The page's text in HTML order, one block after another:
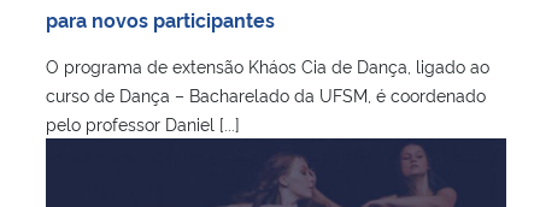
para novos participantes
O programa de extensão Kháos Cia de Dança, ligado ao
curso de Dança – Bacharelado da UFSM, é coordenado
pelo professor Daniel [...]